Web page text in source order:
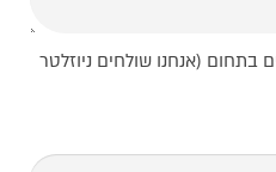
בתחום (אנחנו שולחים ניוזלטר